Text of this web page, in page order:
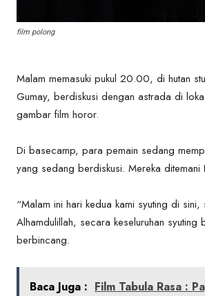
film polong
Malam memasuki pukul 20.00, di hutan
Gumay, berdiskusi dengan astrada di
gambar film horor.
Di basecamp, para pemain sedang
yang sedang berdiskusi. Mereka
“Malam ini hari kedua kami syuting di
Alhamdulillah, secara keseluruhan
berbincang.
Baca Juga : Film Tabula Rasa :